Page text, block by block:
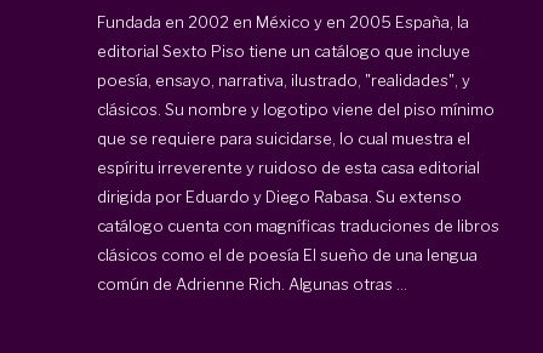
Fundada en 2002 en México y en 2005 España, la
editorial Sexto Piso tiene un catálogo que incluye
poesía, ensayo, narrativa, ilustrado, "realidades", y
clásicos. Su nombre y logotipo viene del piso mínimo
que se requiere para suicidarse, lo cual muestra el
espíritu irreverente y ruidoso de esta casa editorial
dirigida por Eduardo y Diego Rabasa. Su extenso
catálogo cuenta con magníficas traduciones de libros
clásicos como el de poesía El sueño de una lengua
común de Adrienne Rich. Algunas otras ...